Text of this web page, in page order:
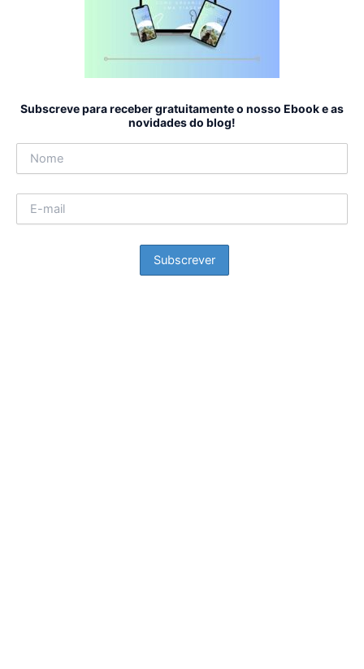
Subscreve para receber gratuitamente o nosso Ebook e as
novidades do blog!